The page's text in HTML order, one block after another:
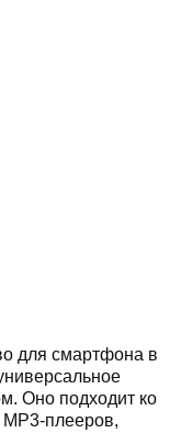
для смартфона в
ко
плееров,